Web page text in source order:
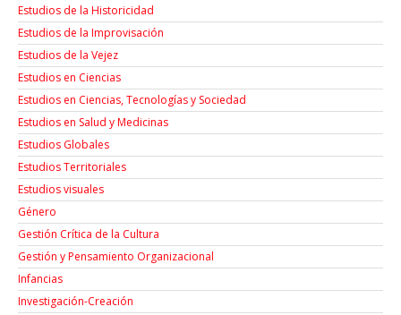
Estudios de la Historicidad
Estudios de la Improvisación
Estudios de la Vejez
Estudios en Ciencias
Estudios en Ciencias, Tecnologías y Sociedad
Estudios en Salud y Medicinas
Estudios Globales
Estudios Territoriales
Estudios visuales
Género
Gestión Crítica de la Cultura
Gestión y Pensamiento Organizacional
Infancias
Investigación-Creación